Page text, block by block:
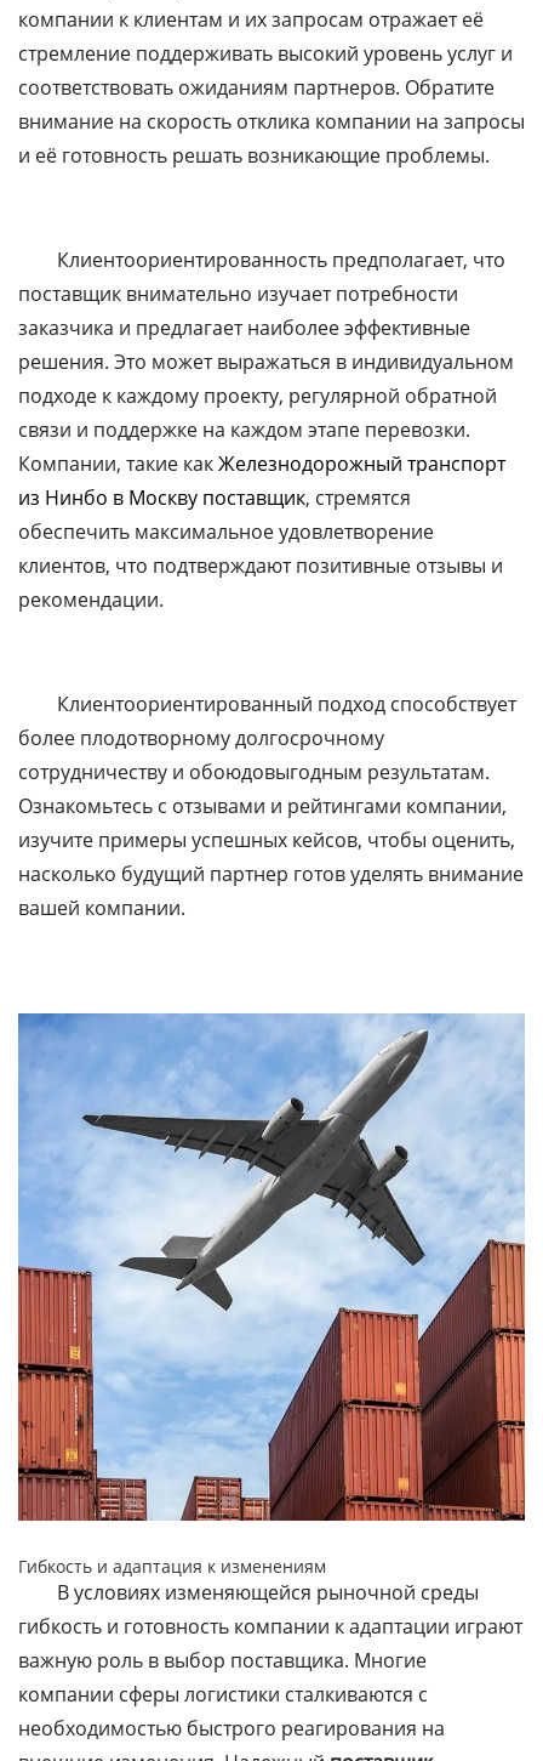
компании к клиентам и их запросам отражает её
стремление поддерживать высокий уровень услуг и
соответствовать ожиданиям партнеров. Обратите
внимание на скорость отклика компании на запросы
и её готовность решать возникающие проблемы.
Клиентоориентированность предполагает, что
поставщик внимательно изучает потребности
заказчика и предлагает наиболее эффективные
решения. Это может выражаться в индивидуальном
подходе к каждому проекту, регулярной обратной
связи и поддержке на каждом этапе перевозки.
Компании, такие какЖелезнодорожный транспорт
из Нинбо в Москву поставщик, стремятся
обеспечить максимальное удовлетворение
клиентов, что подтверждают позитивные отзывы и
рекомендации.
Клиентоориентированный подход способствует
более плодотворному долгосрочному
сотрудничеству и обоюдовыгодным результатам.
Ознакомьтесь с отзывами и рейтингами компании,
изучите примеры успешных кейсов, чтобы оценить,
насколько будущий партнер готов уделять внимание
вашей компании.
Гибкость и адаптация к изменениям
В условиях изменяющейся рыночной среды
гибкость и готовность компании к адаптации играют
важную роль в выбор поставщика. Многие
компании сферы логистики сталкиваются с
необходимостью быстрого реагирования на